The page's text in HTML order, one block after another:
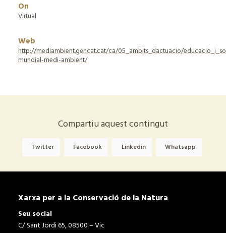
On
Virtual
Web
http://mediambient.gencat.cat/ca/05_ambits_dactuacio/
mundial-medi-ambient/
Compartiu aquest contingut
Twitter Facebook Linkedin Whatsapp
Xarxa per a la Conservació de la Natura
Seu social
C/ Sant Jordi 65, 08500 – Vic